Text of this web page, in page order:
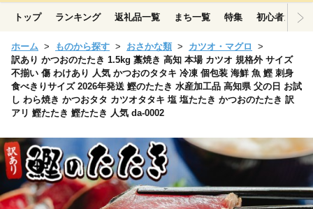
トップ ランキング 返礼品一覧 まち一覧 特集 初心者ガイド
ホーム ものから探す おさかな類
カツオ・マグロ
訳あり かつおのたたき 1.5kg 藁焼き 高知 本場 カツオ 規格外 サイズ
不揃い 傷 わけあり 人気 かつおのタタキ 冷凍 個包装 海鮮 魚 鰹 刺身
食べきりサイズ 2026年発送 鰹のたたき 水産加工品 高知県 父の日 お試
し わら焼き かつおタタ カツオタタキ 塩 塩たたき かつおのたたき 訳
アリ 鰹たたき 鰹たたき 人気 da-0002